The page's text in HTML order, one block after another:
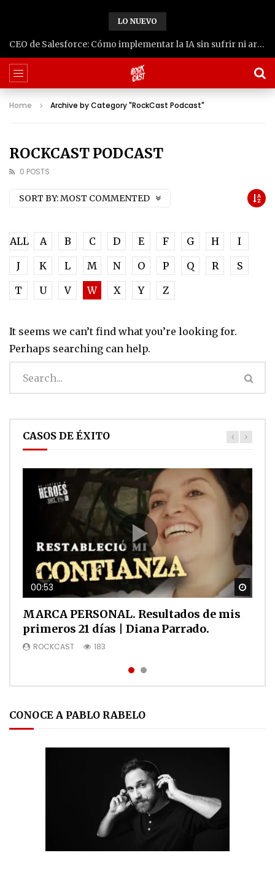
LO NUEVO
CEO de Salesforce: Cómo implementar la IA sin sufrir ni arruinarse | Juan Mesa
Home Archive by Category "RockCast Podcast"
ROCKCAST PODCAST
0 POSTS
SORT BY:MOST COMMENTED
ALL A B C D E F G H
I
J
K L M N O P Q R
S
T
U V W X Y Z
It seems we can’t find what you’re looking for.
Perhaps searching can help.
CASOS DE ÉXITO
00:53
MARCA PERSONAL. Resultados de mis
primeros 21 días | Diana Parrado.
ROCKCAST 183
01:01
Caso de éxito Eduardo Ospino en HD1
ROCKCAST 90
CONOCE A PABLO RABELO